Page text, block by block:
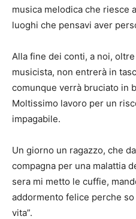
musica melodica che riesce
luoghi che pensavi aver
Alla fine dei conti, a noi,
musicista, non entrerà in
comunque verrà bruciato in
Moltissimo lavoro per un
impagabile.
Un giorno un ragazzo, che
compagna per una malattia
sera mi metto le cuffie,
addormento felice perche so
vita”.